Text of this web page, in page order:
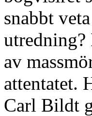
snabbt
utredning?
av
attentatet.
Carl Bildt